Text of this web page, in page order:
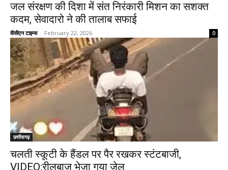
जल संरक्षण की दिशा में संत निरंकारी मिशन का सशक्त
कदम, सेवादारो ने की तालाब सफाई
वीसीएन टाइम्स - February 22, 2026 0
छत्तीसगढ़
चलती स्कूटी के हैंडल पर पैर रखकर स्टंटबाजी,
VIDEO:रीलबाज भेजा गया जेल